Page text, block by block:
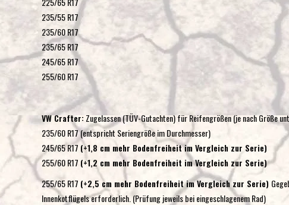
235/55 R17
235/60 R17
235/65 R17
245/65 R17
255/60 R17
VW Crafter:Zugelassen (TÜV-Gutachten) für Reifengrößen (je nach Größe
235/60 R17 (entspricht Seriengröße im Durchmesser)
245/65 R17 (+1,8 cm mehr Bodenfreiheit im Vergleich zur Serie)
255/60 R17 (+1,2 cm mehr Bodenfreiheit im Vergleich zur Serie)
255/65 R17 (+2,5 cm mehr Bodenfreiheit im Vergleich zur Serie)
Innenkotflügels erforderlich. (Prüfung jeweils bei eingeschlagenem Rad)